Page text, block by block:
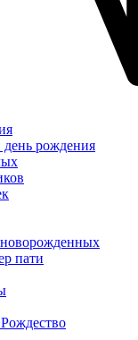
рождения
пати